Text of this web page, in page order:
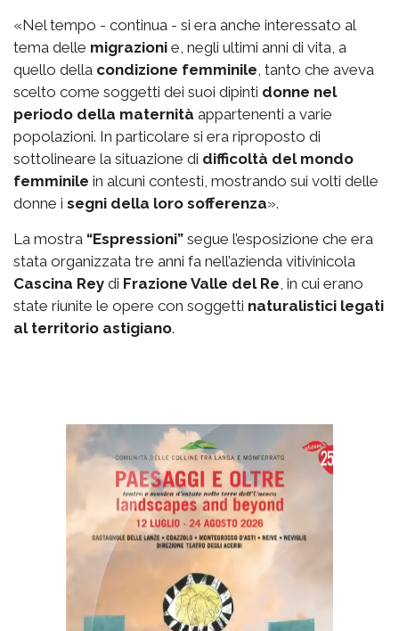
«Nel tempo - continua - si era anche interessato al
tema delle migrazioni e, negli ultimi anni di vita, a
quello della condizione femminile, tanto che aveva
scelto come soggetti dei suoi dipinti donne nel
periodo della maternità appartenenti a varie
popolazioni. In particolare si era riproposto di
sottolineare la situazione di difficoltà del mondo
femminile in alcuni contesti, mostrando sui volti delle
donne i segni della loro sofferenza».
La mostra “Espressioni” segue l’esposizione che era
stata organizzata tre anni fa nell’azienda vitivinicola
Cascina Rey di Frazione Valle del Re, in cui erano
state riunite le opere con soggetti naturalistici legati
al territorio astigiano.